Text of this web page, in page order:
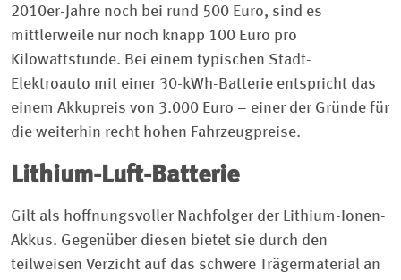
2010er-Jahre noch bei rund 500 Euro, sind es
mittlerweile nur noch knapp 100 Euro pro
Kilowattstunde. Bei einem typischen Stadt-
Elektroauto mit einer 30-kWh-Batterie entspricht das
einem Akkupreis von 3.000 Euro – einer der Gründe für
die weiterhin recht hohen Fahrzeugpreise.
Lithium-Luft-Batterie
Gilt als hoffnungsvoller Nachfolger der Lithium-Ionen-
Akkus. Gegenüber diesen bietet sie durch den
teilweisen Verzicht auf das schwere Trägermaterial an